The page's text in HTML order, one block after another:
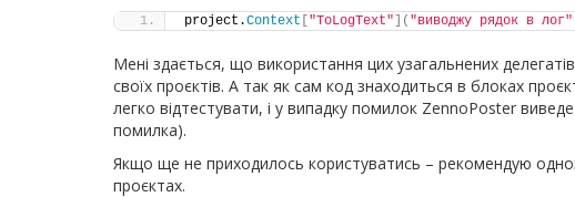
project.Context "ToLogText" ]( "виводжу рядок в лог"
Мені здається, що використання цих узагальнених
своїх проєктів. А так як сам код знаходиться в блоках
легко відтестувати, і у випадку помилок ZennoPoster
помилка).
Якщо ще не приходилось користуватись – рекомендую
проєктах.